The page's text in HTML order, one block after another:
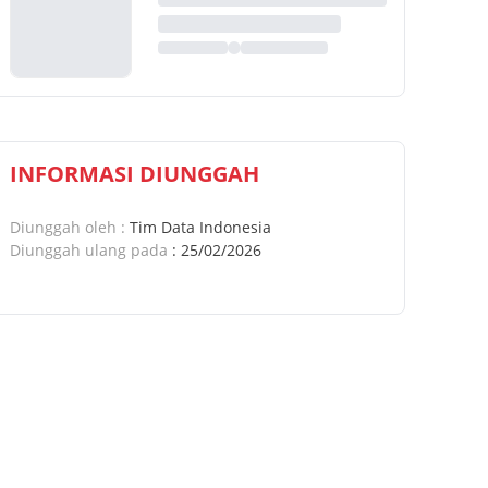
INFORMASI DIUNGGAH
Diunggah oleh : Tim Data Indonesia
Diunggah ulang pada : 25/02/2026